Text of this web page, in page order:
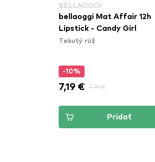
BELLAOGGI
bellaoggi Mat Affair 12h
Lipstick - Candy Girl
Tekutý rúž
-10%
7,19 € 7,99 €
Pridať